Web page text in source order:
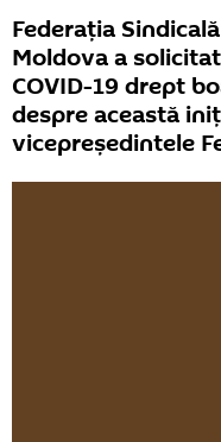
Federația
Moldova a
COVID-19 drept
despre această
vicepreședintele